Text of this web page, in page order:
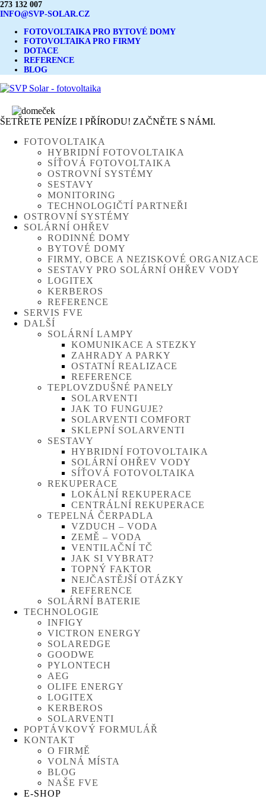
273 132 007
INFO@SVP-SOLAR.CZ
FOTOVOLTAIKA PRO BYTOVÉ DOMY
FOTOVOLTAIKA PRO FIRMY
DOTACE
REFERENCE
BLOG
ŠETŘETE PENÍZE I PŘÍRODU! ZAČNĚTE S NÁMI.
FOTOVOLTAIKA
HYBRIDNÍ FOTOVOLTAIKA
SÍŤOVÁ FOTOVOLTAIKA
OSTROVNÍ SYSTÉMY
SESTAVY
MONITORING
TECHNOLOGIČTÍ PARTNEŘI
OSTROVNÍ SYSTÉMY
SOLÁRNÍ OHŘEV
RODINNÉ DOMY
BYTOVÉ DOMY
FIRMY, OBCE A NEZISKOVÉ ORGANIZACE
SESTAVY PRO SOLÁRNÍ OHŘEV VODY
LOGITEX
KERBEROS
REFERENCE
SERVIS FVE
DALŠÍ
SOLÁRNÍ LAMPY
KOMUNIKACE A STEZKY
ZAHRADY A PARKY
OSTATNÍ REALIZACE
REFERENCE
TEPLOVZDUŠNÉ PANELY
SOLARVENTI
JAK TO FUNGUJE?
SOLARVENTI COMFORT
SKLEPNÍ SOLARVENTI
SESTAVY
HYBRIDNÍ FOTOVOLTAIKA
SOLÁRNÍ OHŘEV VODY
SÍŤOVÁ FOTOVOLTAIKA
REKUPERACE
LOKÁLNÍ REKUPERACE
CENTRÁLNÍ REKUPERACE
TEPELNÁ ČERPADLA
VZDUCH – VODA
ZEMĚ – VODA
VENTILAČNÍ TČ
JAK SI VYBRAT?
TOPNÝ FAKTOR
NEJČASTĚJŠÍ OTÁZKY
REFERENCE
SOLÁRNÍ BATERIE
TECHNOLOGIE
INFIGY
VICTRON ENERGY
SOLAREDGE
GOODWE
PYLONTECH
AEG
OLIFE ENERGY
LOGITEX
KERBEROS
SOLARVENTI
POPTÁVKOVÝ FORMULÁŘ
KONTAKT
O FIRMĚ
VOLNÁ MÍSTA
BLOG
NAŠE FVE
E-SHOP